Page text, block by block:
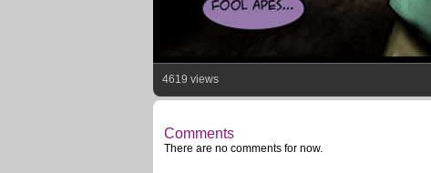
4619 views
Comments
There are no comments for now.